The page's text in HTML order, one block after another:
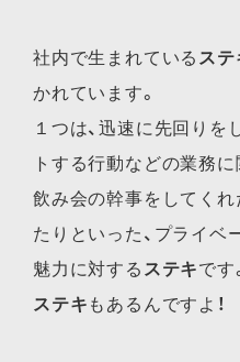
社内で生まれている ステ
かれています。
１つは、迅速に先回り
トする行動などの業務に
飲み会の幹事をしてくれ
たりといった、プライ
魅力に対する ステキです
ステキ もあるんですよ！